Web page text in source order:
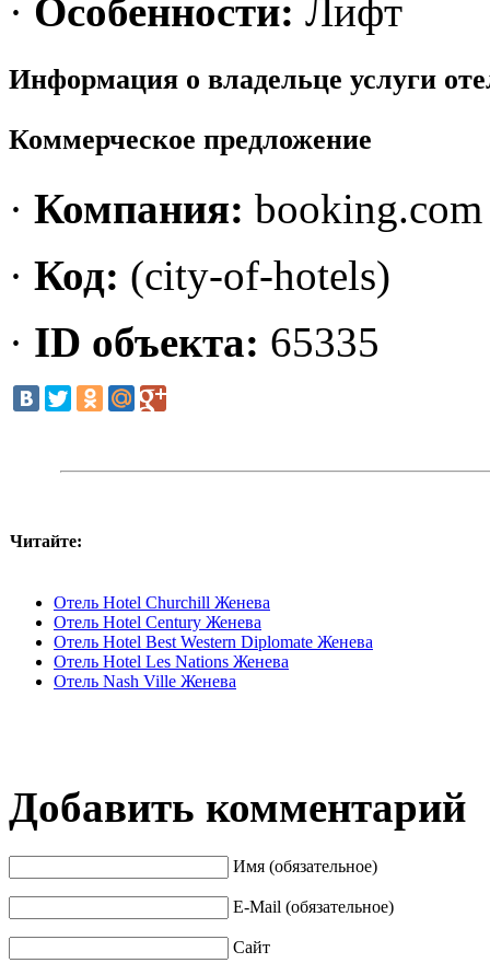
· Особенности: Лифт
Информация о владельце услуги
Коммерческое предложение
· Компания: booking.com
· Код: (city-of-hotels)
· ID объекта: 65335
Читайте:
Отель Hotel Churchill Женева
Отель Hotel Century Женева
Отель Hotel Best Western Diplomate Женева
Отель Hotel Les Nations Женева
Отель Nash Ville Женева
Добавить комментарий
Имя (обязательное)
E-Mail (обязательное)
Сайт